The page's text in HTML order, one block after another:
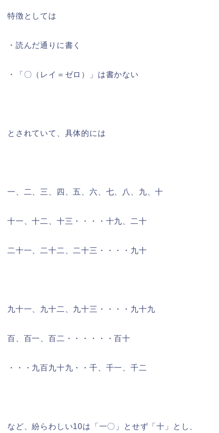
特徴としては
・ 読んだ通りに書く
・ 「〇（レイ＝ゼロ）」は書かない
とされていて、具体的には
一、二、三、四、五、六、七、八、九、十
十一、十二、十三・・・・十九、二十
二十一、二十二、二十三・・・・九十
九十一、九十二、九十三・・・・九十九
百、百一、百二・・・・・・百十
・・・九百九十九・・千、千一、千二
など、紛らわしい10は「一〇」とせず「十」とし、